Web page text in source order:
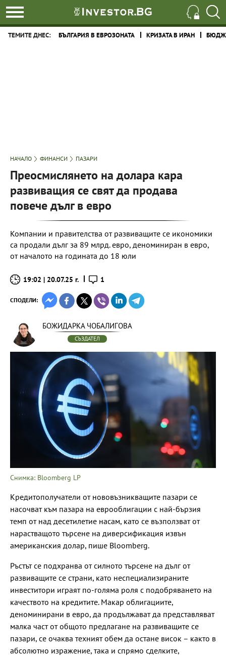
ТЕМИТЕ ДНЕС: БЪЛГАРИЯ В ЕВРОЗОНАТА КРИЗАТА В ИРАН
НАЧАЛО ФИНАНСИ ПАЗАРИ
Преосмислянето на долара кара
развиващия се свят да продава
повече дълг в евро
Компании и правителства от развиващите се икономики
са продали дълг за 89 млрд. евро, деноминиран в евро,
от началото на годината до 18 юли
19:02 | 20.07.25 г. 1
СПОДЕЛИ:
БОЖИДАРКА ЧОБАЛИГОВА
СЪЗДАТЕЛ
Снимка: Bloomberg LP
Кредитополучатели от нововъзникващите пазари се
насочват към пазара на еврооблигации с най-бързия
темп от над десетилетие насам, като се възползват от
нарастващото търсене на диверсификация извън
американския долар, пише Bloomberg.
Ръстът се подхранва от силното търсене на дълг от
развиващите се страни, като неспециализираните
инвеститори играят по-голяма роля с подобряването на
качеството на кредитите. Макар облигациите,
деноминирани в евро, да продължават да представляват
малка част от общото предлагане на развиващите се
пазари, се очаква техният обем да остане висок – както в
абсолютно изражение, така и спрямо сделките,